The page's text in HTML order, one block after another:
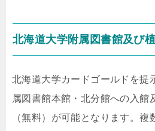
北海道大学附属図書館及び
北海道大学カードゴールドを提
属図書館本館・北分館への入館
（無料）が可能となります。